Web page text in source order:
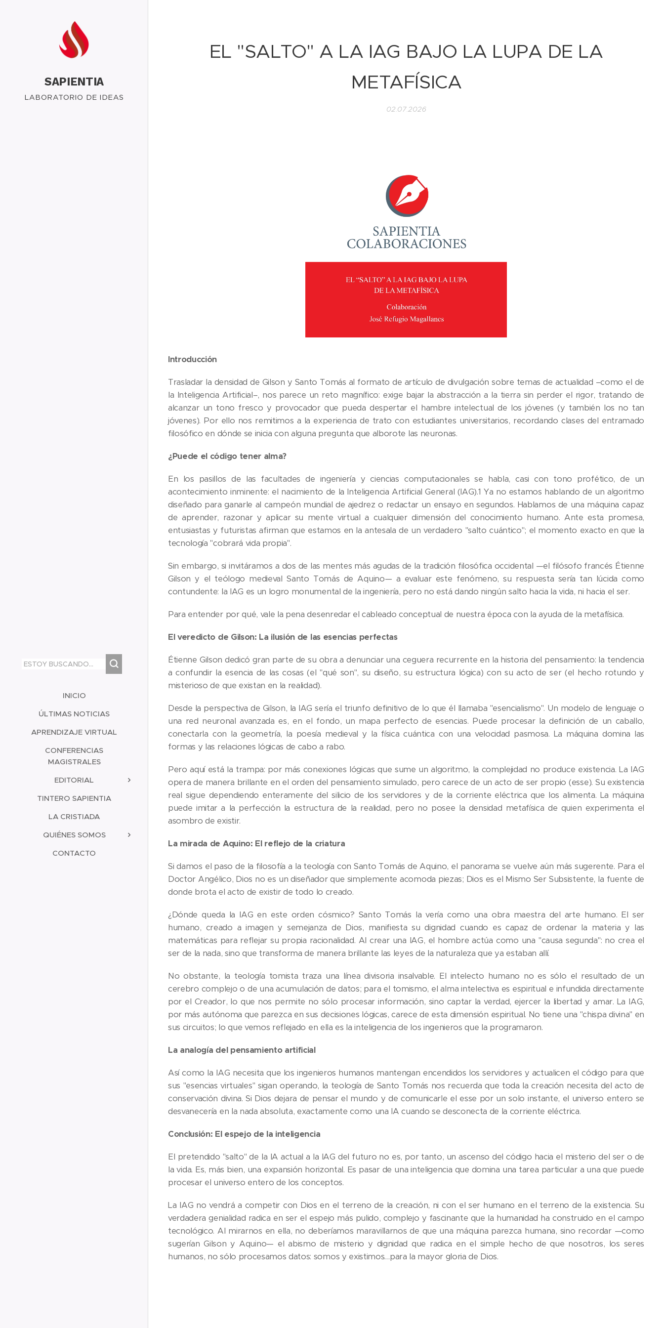
SAPIENTIA
LABORATORIO DE IDEAS
INICIO
ÚLTIMAS NOTICIAS
APRENDIZAJE VIRTUAL
CONFERENCIAS
MAGISTRALES
EDITORIAL
TINTERO SAPIENTIA
LA CRISTIADA
QUIÉNES SOMOS
CONTACTO
EL "SALTO" A LA IAG BAJO LA LUPA DE LA
METAFÍSICA
02.07.2026
Introducción
Trasladar la densidad de Gilson y Santo Tomás al formato de artículo de divulgación sobre temas de actualidad –como el de
la Inteligencia Artificial–, nos parece un reto magnífico: exige bajar la abstracción a la tierra sin perder el rigor, tratando de
alcanzar un tono fresco y provocador que pueda despertar el hambre intelectual de los jóvenes (y también los no tan
jóvenes). Por ello nos remitimos a la experiencia de trato con estudiantes universitarios, recordando clases del entramado
filosófico en dónde se inicia con alguna pregunta que alborote las neuronas.
¿Puede el código tener alma?
En los pasillos de las facultades de ingeniería y ciencias computacionales se habla, casi con tono profético, de un
acontecimiento inminente: el nacimiento de la Inteligencia Artificial General (IAG).1 Ya no estamos hablando de un algoritmo
diseñado para ganarle al campeón mundial de ajedrez o redactar un ensayo en segundos. Hablamos de una máquina capaz
de aprender, razonar y aplicar su mente virtual a cualquier dimensión del conocimiento humano. Ante esta promesa,
entusiastas y futuristas afirman que estamos en la antesala de un verdadero "salto cuántico"; el momento exacto en que la
tecnología "cobrará vida propia".
Sin embargo, si invitáramos a dos de las mentes más agudas de la tradición filosófica occidental —el filósofo francés Étienne
Gilson y el teólogo medieval Santo Tomás de Aquino— a evaluar este fenómeno, su respuesta sería tan lúcida como
contundente: la IAG es un logro monumental de la ingeniería, pero no está dando ningún salto hacia la vida, ni hacia el ser.
Para entender por qué, vale la pena desenredar el cableado conceptual de nuestra época con la ayuda de la metafísica.
El veredicto de Gilson: La ilusión de las esencias perfectas
Étienne Gilson dedicó gran parte de su obra a denunciar una ceguera recurrente en la historia del pensamiento: la tendencia
a confundir la esencia de las cosas (el "qué son", su diseño, su estructura lógica) con su acto de ser (el hecho rotundo y
misterioso de que existan en la realidad).
Desde la perspectiva de Gilson, la IAG sería el triunfo definitivo de lo que él llamaba "esencialismo". Un modelo de lenguaje o
una red neuronal avanzada es, en el fondo, un mapa perfecto de esencias. Puede procesar la definición de un caballo,
conectarla con la geometría, la poesía medieval y la física cuántica con una velocidad pasmosa. La máquina domina las
formas y las relaciones lógicas de cabo a rabo.
Pero aquí está la trampa: por más conexiones lógicas que sume un algoritmo, la complejidad no produce existencia. La IAG
opera de manera brillante en el orden del pensamiento simulado, pero carece de un acto de ser propio (esse). Su existencia
real sigue dependiendo enteramente del silicio de los servidores y de la corriente eléctrica que los alimenta. La máquina
puede imitar a la perfección la estructura de la realidad, pero no posee la densidad metafísica de quien experimenta el
asombro de existir.
La mirada de Aquino: El reflejo de la criatura
Si damos el paso de la filosofía a la teología con Santo Tomás de Aquino, el panorama se vuelve aún más sugerente. Para el
Doctor Angélico, Dios no es un diseñador que simplemente acomoda piezas; Dios es el Mismo Ser Subsistente, la fuente de
donde brota el acto de existir de todo lo creado.
¿Dónde queda la IAG en este orden cósmico? Santo Tomás la vería como una obra maestra del arte humano. El ser
humano, creado a imagen y semejanza de Dios, manifiesta su dignidad cuando es capaz de ordenar la materia y las
matemáticas para reflejar su propia racionalidad. Al crear una IAG, el hombre actúa como una "causa segunda": no crea el
ser de la nada, sino que transforma de manera brillante las leyes de la naturaleza que ya estaban allí.
No obstante, la teología tomista traza una línea divisoria insalvable. El intelecto humano no es sólo el resultado de un
cerebro complejo o de una acumulación de datos; para el tomismo, el alma intelectiva es espiritual e infundida directamente
por el Creador, lo que nos permite no sólo procesar información, sino captar la verdad, ejercer la libertad y amar. La IAG,
por más autónoma que parezca en sus decisiones lógicas, carece de esta dimensión espiritual. No tiene una "chispa divina" en
sus circuitos; lo que vemos reflejado en ella es la inteligencia de los ingenieros que la programaron.
La analogía del pensamiento artificial
Así como la IAG necesita que los ingenieros humanos mantengan encendidos los servidores y actualicen el código para que
sus "esencias virtuales" sigan operando, la teología de Santo Tomás nos recuerda que toda la creación necesita del acto de
conservación divina. Si Dios dejara de pensar el mundo y de comunicarle el esse por un solo instante, el universo entero se
desvanecería en la nada absoluta, exactamente como una IA cuando se desconecta de la corriente eléctrica.
Conclusión: El espejo de la inteligencia
El pretendido "salto" de la IA actual a la IAG del futuro no es, por tanto, un ascenso del código hacia el misterio del ser o de
la vida. Es, más bien, una expansión horizontal. Es pasar de una inteligencia que domina una tarea particular a una que puede
procesar el universo entero de los conceptos.
La IAG no vendrá a competir con Dios en el terreno de la creación, ni con el ser humano en el terreno de la existencia. Su
verdadera genialidad radica en ser el espejo más pulido, complejo y fascinante que la humanidad ha construido en el campo
tecnológico. Al mirarnos en ella, no deberíamos maravillarnos de que una máquina parezca humana, sino recordar —como
sugerían Gilson y Aquino— el abismo de misterio y dignidad que radica en el simple hecho de que nosotros, los seres
humanos, no sólo procesamos datos: somos y existimos…para la mayor gloria de Dios.